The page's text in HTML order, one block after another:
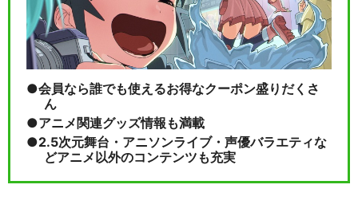
会員なら誰でも使えるお得なクーポン盛りだくさ
ん
アニメ関連グッズ情報も満載
2.5次元舞台・アニソンライブ・声優バラエティな
どアニメ以外のコンテンツも充実